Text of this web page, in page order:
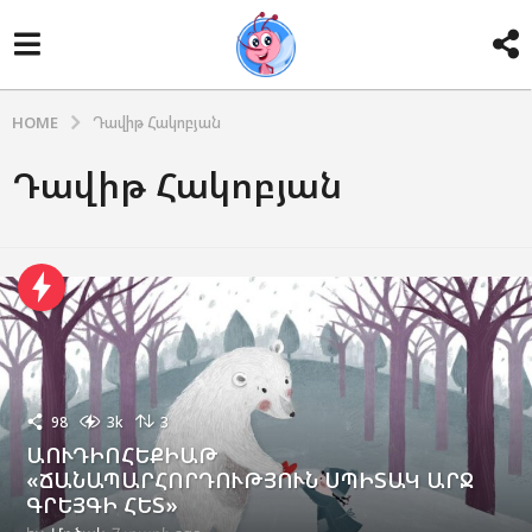
HOME Դավիթ Հակոբյան
Դավիթ Հակոբյան
98 3k 3
ԱՈՒԴԻՈՀԵՔԻԱԹ
«ՃԱՆԱՊԱՐՀՈՐԴՈՒԹՅՈՒՆ ՍՊԻՏԱԿ ԱՐՋ
ԳՐԵՅԳԻ ՀԵՏ»